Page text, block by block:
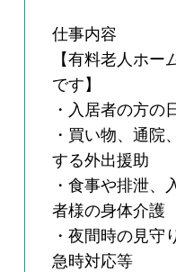
仕事内容
【有料老人ホ
です】
・入居者の方の
・買い物、通院
する外出援助
・食事や排泄、
者様の身体介護
・夜間時の見守
急時対応等